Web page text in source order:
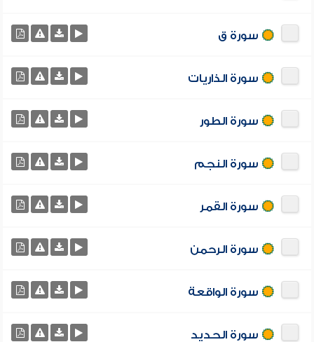
سورة ق
سورة الذاريات
سورة الطور
سورة النجم
سورة القمر
سورة الرحمن
سورة الواقعة
سورة الحديد